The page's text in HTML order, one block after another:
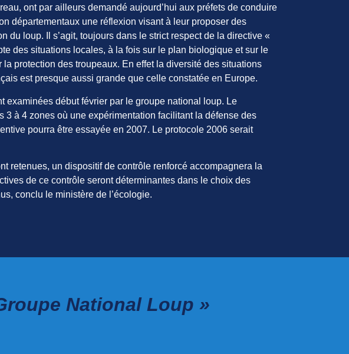
ont par ailleurs demandé aujourd’hui aux préfets de conduire
départementaux une réflexion visant à leur proposer des
du loup. Il s’agit, toujours dans le strict respect de la directive «
des situations locales, à la fois sur le plan biologique et sur le
protection des troupeaux. En effet la diversité des situations
est presque aussi grande que celle constatée en Europe.
examinées début février par le groupe national loup. Le
3 à 4 zones où une expérimentation facilitant la défense des
pourra être essayée en 2007. Le protocole 2006 serait
retenues, un dispositif de contrôle renforcé accompagnera la
de ce contrôle seront déterminantes dans le choix des
conclu le ministère de l’écologie.
National Loup »